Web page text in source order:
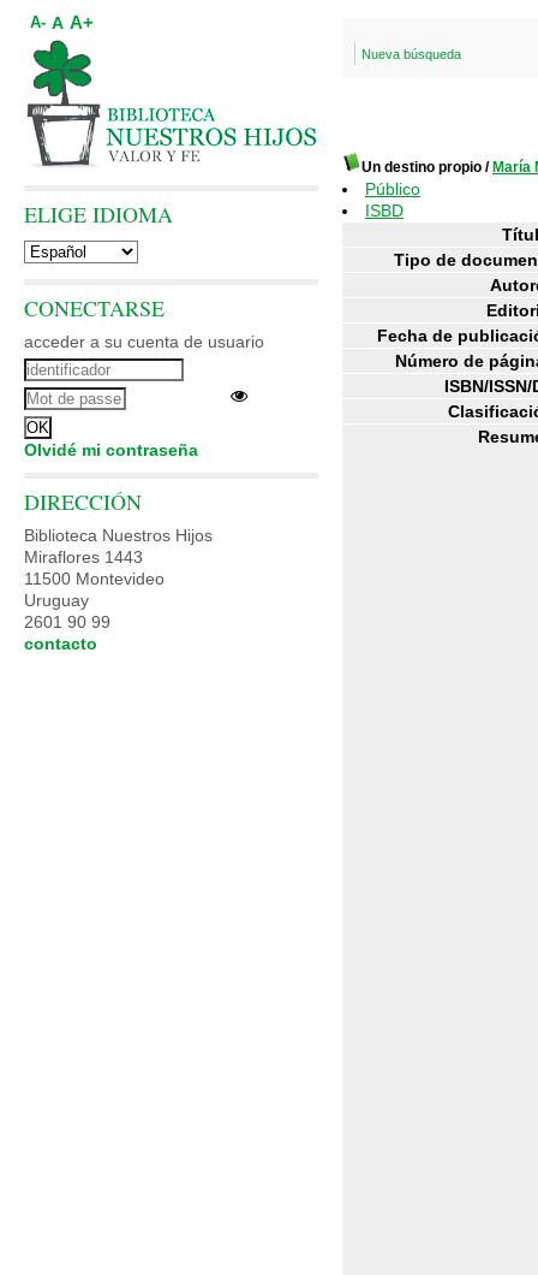
Nueva búsqueda
Un destino propio / María
Público
ISBD
Tipo de
Fecha de
Número de
ISBN/ISSN/
A- A A+
ELIGE IDIOMA
CONECTARSE
acceder a su cuenta de usuario
Olvidé mi contraseña
DIRECCIÓN
Biblioteca Nuestros Hijos
Miraflores 1443
11500 Montevideo
Uruguay
2601 90 99
contacto